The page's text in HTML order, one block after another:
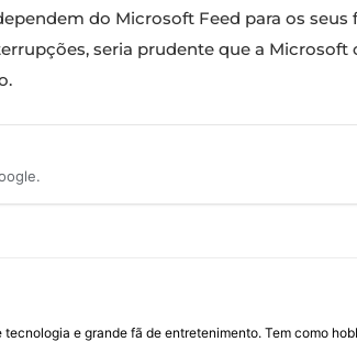
do Microsoft Feed para os seus
seria prudente que a
e grande fã de entretenimento. Tem como